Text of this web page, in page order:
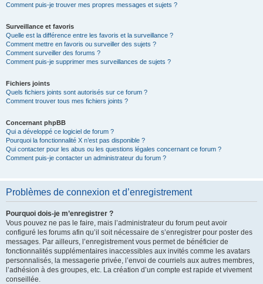
Comment puis-je trouver mes propres messages et sujets ?
Surveillance et favoris
Quelle est la différence entre les favoris et la surveillance ?
Comment mettre en favoris ou surveiller des sujets ?
Comment surveiller des forums ?
Comment puis-je supprimer mes surveillances de sujets ?
Fichiers joints
Quels fichiers joints sont autorisés sur ce forum ?
Comment trouver tous mes fichiers joints ?
Concernant phpBB
Qui a développé ce logiciel de forum ?
Pourquoi la fonctionnalité X n’est pas disponible ?
Qui contacter pour les abus ou les questions légales concernant ce forum ?
Comment puis-je contacter un administrateur du forum ?
Problèmes de connexion et d’enregistrement
Pourquoi dois-je m’enregistrer ?
Vous pouvez ne pas le faire, mais l’administrateur du forum peut avoir
configuré les forums afin qu’il soit nécessaire de s’enregistrer pour poster des
messages. Par ailleurs, l’enregistrement vous permet de bénéficier de
fonctionnalités supplémentaires inaccessibles aux invités comme les avatars
personnalisés, la messagerie privée, l’envoi de courriels aux autres membres,
l’adhésion à des groupes, etc. La création d’un compte est rapide et vivement
conseillée.